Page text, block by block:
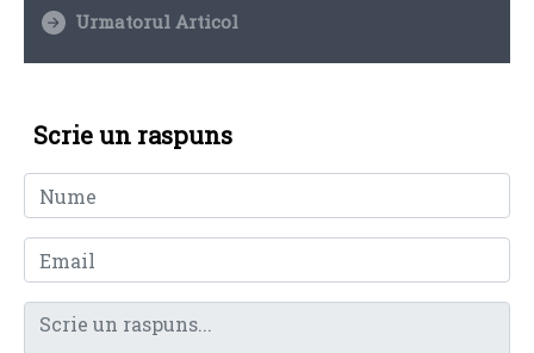
Urmatorul Articol
Scrie un raspuns